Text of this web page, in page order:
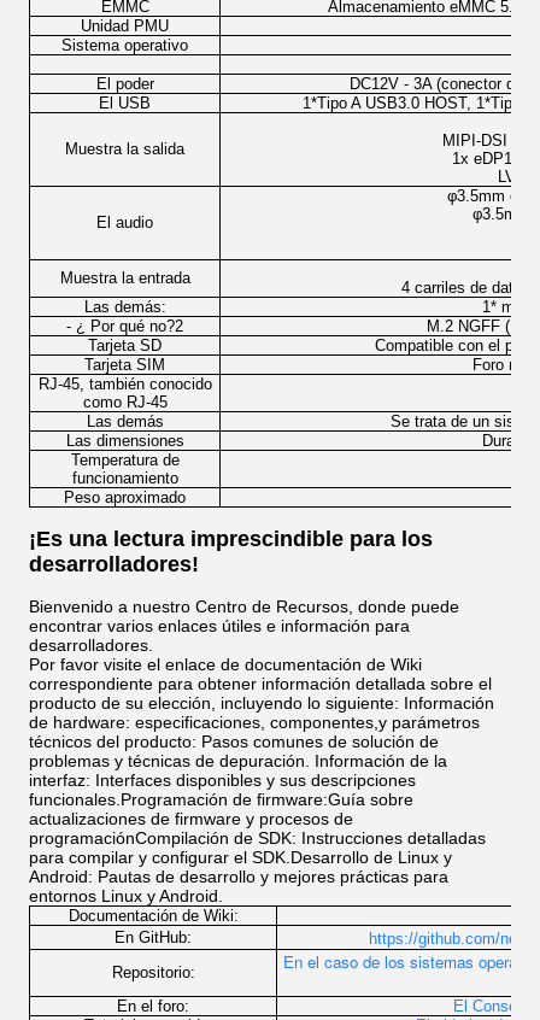
EMMC
Almacenamiento eMMC 5.1,
Unidad PMU
Sistema operativo
El poder
DC12V - 3A (conector de
El USB
1*Tipo A USB3.0 HOST, 1*Tipo
Muestra la salida
MIPI-DSI
1x eDP1.3
El audio
φ3.5mm
φ3.5mm
Muestra la entrada
4 carriles de
Las demás:
1* mini
- ¿ Por qué no?2
M.2 NGFF (M-
Tarjeta SD
Compatible con el
Tarjeta SIM
Foro
RJ-45, también conocido
como RJ-45
Las demás
Se trata de un
Las dimensiones
Temperatura de
funcionamiento
Peso aproximado
¡Es una lectura imprescindible para los
desarrolladores!
Bienvenido a nuestro Centro de Recursos, donde puede
encontrar varios enlaces útiles e información para
desarrolladores.
Por favor visite el enlace de documentación de Wiki
correspondiente para obtener información detallada sobre el
producto de su elección, incluyendo lo siguiente: Información
de hardware: especificaciones, componentes,y parámetros
técnicos del producto: Pasos comunes de solución de
problemas y técnicas de depuración. Información de la
interfaz: Interfaces disponibles y sus descripciones
funcionales.Programación de firmware:Guía sobre
actualizaciones de firmware y procesos de
programaciónCompilación de SDK: Instrucciones detalladas
para compilar y configurar el SDK.Desarrollo de Linux y
Android: Pautas de desarrollo y mejores prácticas para
entornos Linux y Android.
Documentación de Wiki:
En GitHub:
https://github.com/
Repositorio:
En el caso de los sistemas
En el foro:
El Consejo